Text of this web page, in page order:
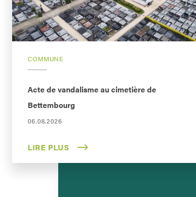
COMMUNE
Acte de vandalisme au cimetière de
Bettembourg
06.08.2026
LIRE PLUS